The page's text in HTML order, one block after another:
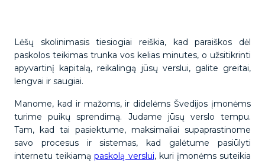
Lėšų skolinimasis tiesiogiai reiškia, kad paraiškos dėl
paskolos teikimas trunka vos kelias minutes, o užsitikrinti
apyvartinį kapitalą, reikalingą jūsų verslui, galite greitai,
lengvai ir saugiai.
Manome, kad ir mažoms, ir didelėms Švedijos įmonėms
turime puikų sprendimą. Judame jūsų verslo tempu.
Tam, kad tai pasiektume, maksimaliai supaprastinome
savo procesus ir sistemas, kad galėtume pasiūlyti
internetu teikiamąpaskolą verslui, kuri įmonėms suteikia